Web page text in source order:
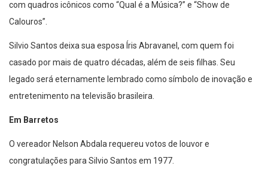
com quadros icônicos como “Qual é a Música?” e “Show de
Calouros”.
Silvio Santos deixa sua esposa Íris Abravanel, com quem foi
casado por mais de quatro décadas, além de seis filhas. Seu
legado será eternamente lembrado como símbolo de inovação e
entretenimento na televisão brasileira.
Em Barretos
O vereador Nelson Abdala requereu votos de louvor e
congratulações para Silvio Santos em 1977.